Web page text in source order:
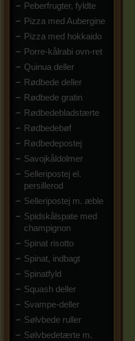
Peberfrugter, fyldte
Pizza med Aubergine
Pizza med hokkaido
Porre-kålrabi ovn-ret
Quinua deller
Rødbede deller
Rødbede gratin
Rødbedebladstærte
Rødbedebøf
Rødbedepostej
Savojkåldolmer
Selleripostej el.
persillerod
Selleripostej m. æble
Spidskålspate med
champignon
Spinat risotto
Spinat, indbagt
Spinatfyld
Squash deller
Svampe-deller
Sølvbede ruller
Sølvbedetærte m.